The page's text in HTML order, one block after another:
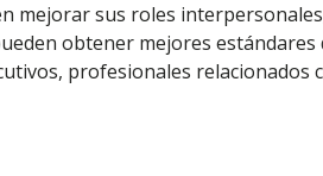
mejorar sus roles
obtener mejores estándares
profesionales relacionados